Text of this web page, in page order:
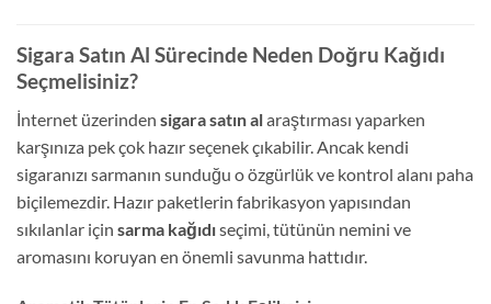
Sigara Satın Al Sürecinde Neden Doğru Kağıdı
Seçmelisiniz?
İnternet üzerinden sigara satın alaraştırması yaparken
karşınıza pek çok hazır seçenek çıkabilir. Ancak kendi
sigaranızı sarmanın sunduğu o özgürlük ve kontrol alanı paha
biçilemezdir. Hazır paketlerin fabrikasyon yapısından
sıkılanlar için sarma kağıdıseçimi, tütünün nemini ve
aromasını koruyan en önemli savunma hattıdır.